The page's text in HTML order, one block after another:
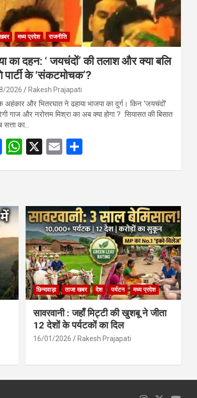
मध्य प्रदेश राजनीति
का दहन: ‘ जयचंदों’ की तलाश और क्या बलि
के ‘संकटमोचक’?
2026 Rakesh Prajapati
अहंकार और भितरघात ने ढहाया भाजपा का दुर्ग। किन ‘जयचंदों’
गाज और नरोत्तम मिश्रा का अब क्या होगा ? सियासत की बिसात
सत्ता का…
F
o
o
k
W
A
p
p
X
E
छिन्दवाड़ा ताजा खबर देश पर्यटन मध्य प्रदेश
सावरवानी : जहाँ मिट्टी की खुशबू ने जीता
12 देशों के पर्यटकों का दिल
16/01/2026 Rakesh Prajapati